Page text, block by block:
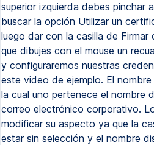
superior izquierda debes pinchar
buscar la opción Utilizar un
luego dar con la casilla de Firmar
que dibujes con el mouse un
y configuraremos nuestras
este video de ejemplo. El
la cual uno pertenece el nombre
correo electrónico corporativo.
modificar su aspecto ya que la
estar sin selección y el nombre